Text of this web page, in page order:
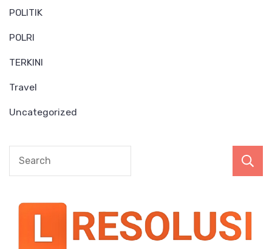
POLITIK
POLRI
TERKINI
Travel
Uncategorized